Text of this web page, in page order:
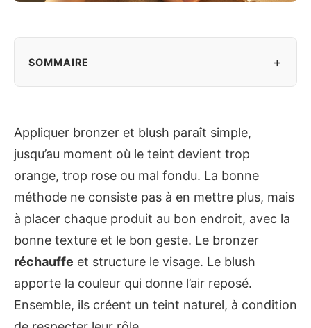
SOMMAIRE +
Appliquer bronzer et blush paraît simple,
jusqu’au moment où le teint devient trop
orange, trop rose ou mal fondu. La bonne
méthode ne consiste pas à en mettre plus, mais
à placer chaque produit au bon endroit, avec la
bonne texture et le bon geste. Le bronzer
réchauffe et structure le visage. Le blush
apporte la couleur qui donne l’air reposé.
Ensemble, ils créent un teint naturel, à condition